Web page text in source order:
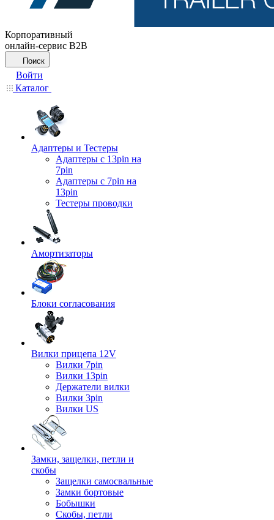
Корпоративный
онлайн-сервис B2B
Поиск
Войти
Каталог
Адаптеры и Тестеры
Адаптеры с 13pin на
7pin
Адаптеры с 7pin на
13pin
Тестеры проводки
Амортизаторы
Блоки согласования
Вилки прицепа 12V
Вилки 7pin
Вилки 13pin
Держатели вилки
Вилки 3pin
Вилки US
Замки, защелки, петли и
скобы
Защелки самосвальные
Замки бортовые
Бобышки
Скобы, петли